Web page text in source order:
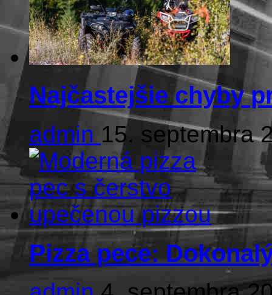
Najčastejšie chyby
admin 15. septembra
Pizza pece: